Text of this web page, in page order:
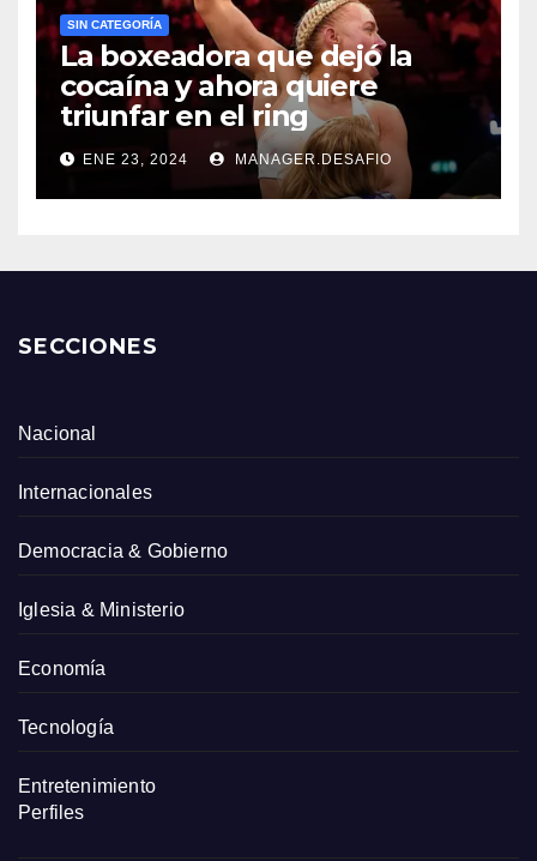
SIN CATEGORÍA
La boxeadora que dejó la
cocaína y ahora quiere
triunfar en el ring​
ENE 23, 2024 MANAGER.DESAFIO
SECCIONES
Nacional
Internacionales
Democracia & Gobierno
Iglesia & Ministerio
Economía
Tecnología
Entretenimiento
Perfiles